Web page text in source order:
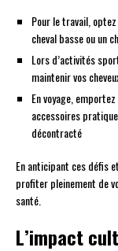
Pour le travail,
cheval basse ou un
Lors d’activités
maintenir vos
En voyage,
accessoires
décontracté
En anticipant ces défis
profiter pleinement de
santé.
L’impact